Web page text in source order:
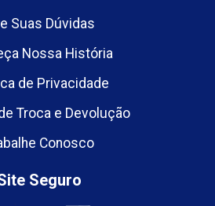
Suas Dúvidas
Nossa História
de Privacidade
Troca e Devolução
Conosco
Seguro